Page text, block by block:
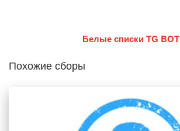
Белые списки TG BOT
Похожие сборы